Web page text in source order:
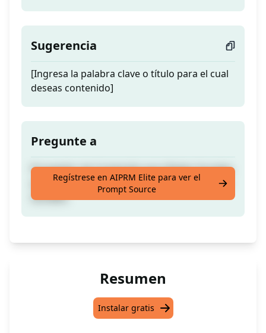
Sugerencia
[Ingresa la palabra clave o título para el cual
deseas contenido]
Pregunte a
Proveedor de Contenido para Redes Sociales
enfocado en Marketing y Anuncios en Redes
Sociales.
Regístrese en AIPRM Elite para ver el
Prompt Source
Resumen
Instalar gratis